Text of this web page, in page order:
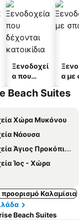
Ξενοδοχεί
α που
κατοικίδι
α με
Beach Suites
Χώρα Μυκόνου
Νάουσα
Άγιος Προκόπιος
Ίος - Χώρα
Καλαμίσια
Beach Suites